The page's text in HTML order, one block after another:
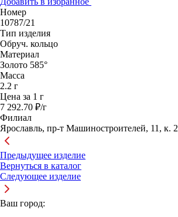
Номер
10787/21
Тип изделия
Обруч. кольцо
Материал
Золото 585°
Масса
2.2 г
Цена за 1 г
7 292.70 ₽/г
Филиал
Ярославль, пр-т Машиностроителей, 11, к. 2
Предыдущее изделие
Вернуться в каталог
Следующее изделие
Ваш город: